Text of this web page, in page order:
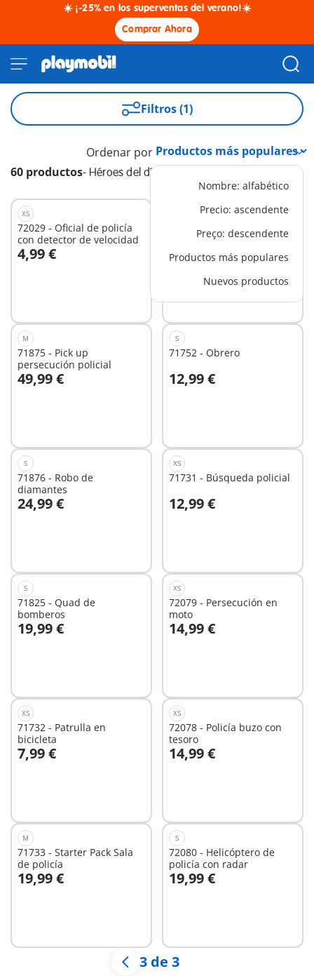
☀️ ¡-25% en los superventas del verano!☀️
Comprar Ahora
Filtros (1)
60 productos- Héroes del día a día
Ordenar por
Nombre: alfabético
Precio: ascendente
Preço: descendente
Productos más populares
Nuevos productos
XS
72029 - Oficial de policía
con detector de velocidad
4,99 €
A la cesta
71804 - Policía y ladrón
5,99 €
A la cesta
M
71875 - Pick up
persecución policial
49,99 €
A la cesta
S
71752 - Obrero
12,99 €
A la cesta
S
71876 - Robo de
diamantes
24,99 €
A la cesta
XS
71731 - Búsqueda policial
12,99 €
A la cesta
S
71825 - Quad de
bomberos
19,99 €
A la cesta
XS
72079 - Persecución en
moto
14,99 €
A la cesta
XS
71732 - Patrulla en
bicicleta
7,99 €
A la cesta
XS
72078 - Policía buzo con
tesoro
14,99 €
A la cesta
M
71733 - Starter Pack Sala
de policía
19,99 €
S
72080 - Helicóptero de
policía con radar
19,99 €
3 de 3